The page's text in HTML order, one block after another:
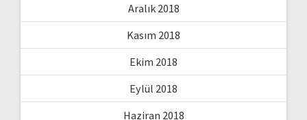
Aralık 2018
Kasım 2018
Ekim 2018
Eylül 2018
Haziran 2018